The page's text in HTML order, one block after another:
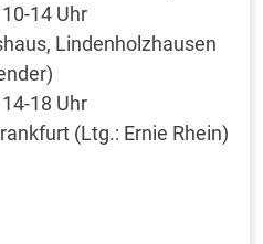
14 Uhr
Lindenholzhausen
18 Uhr
(Ltg.: Ernie Rhein)